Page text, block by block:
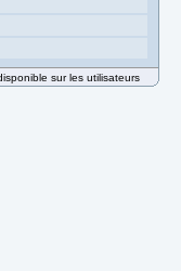
sur les utilisateurs